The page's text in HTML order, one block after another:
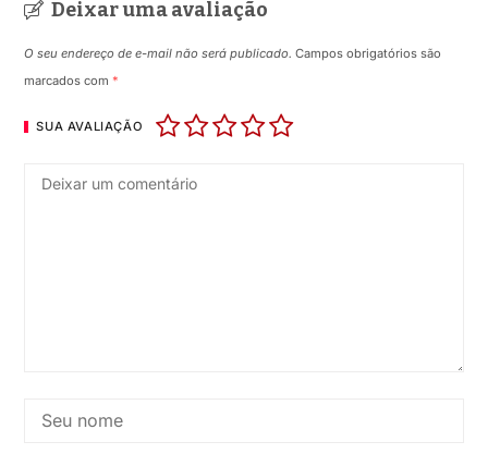
Deixar uma avaliação
O seu endereço de e-mail não será publicado. Campos obrigatórios são
marcados com*
SUA AVALIAÇÃO